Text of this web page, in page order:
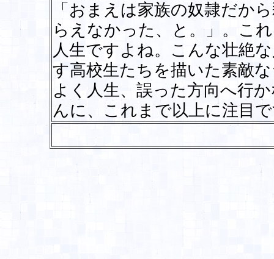
「おまえは家族の奴隷だか
らえなかった、と。」。こ
人生ですよね。こんな壮絶
す高校生たちを描いた素敵
よく人生、誤った方向へ行
んに、これまで以上に注目